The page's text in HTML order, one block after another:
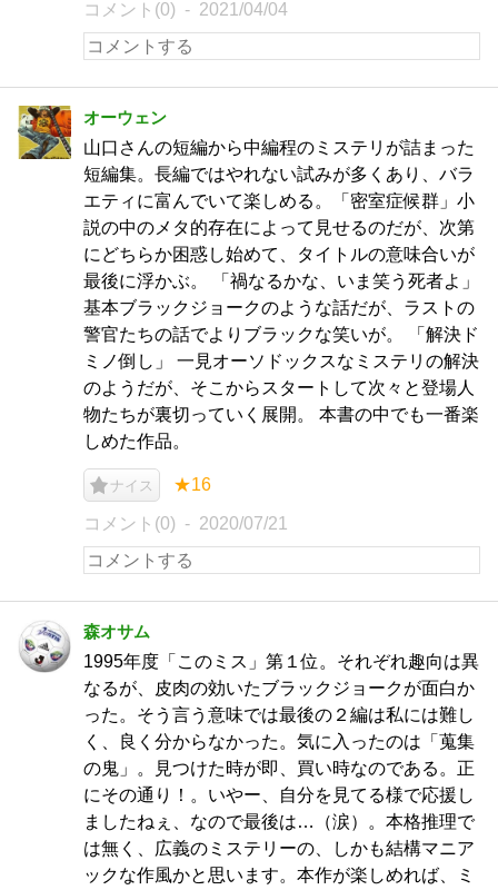
コメント(0) 2021/04/04
オーウェン
山口さんの短編から中編程のミステリが詰まった
短編集。長編ではやれない試みが多くあり、バラ
エティに富んでいて楽しめる。「密室症候群」小
説の中のメタ的存在によって見せるのだが、次第
にどちらか困惑し始めて、タイトルの意味合いが
最後に浮かぶ。 「禍なるかな、いま笑う死者よ」
基本ブラックジョークのような話だが、ラストの
警官たちの話でよりブラックな笑いが。 「解決ド
ミノ倒し」 一見オーソドックスなミステリの解決
のようだが、そこからスタートして次々と登場人
物たちが裏切っていく展開。 本書の中でも一番楽
しめた作品。
ナイス ★16
コメント(0) 2020/07/21
森オサム
1995年度「このミス」第１位。それぞれ趣向は異
なるが、皮肉の効いたブラックジョークが面白か
った。そう言う意味では最後の２編は私には難し
く、良く分からなかった。気に入ったのは「蒐集
の鬼」。見つけた時が即、買い時なのである。正
にその通り！。いやー、自分を見てる様で応援し
ましたねぇ、なので最後は…（涙）。本格推理で
は無く、広義のミステリーの、しかも結構マニア
ックな作風かと思います。本作が楽しめれば、ミ